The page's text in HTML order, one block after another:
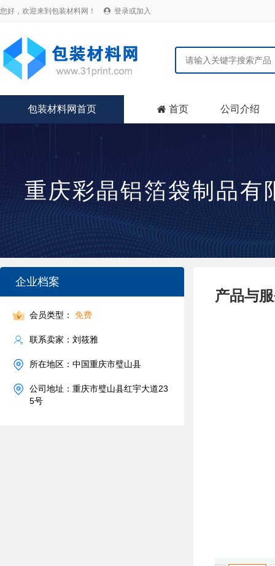
您好，欢迎来到包装材料网！  登录或加入
包装材料网首页  首页 公司介绍
重庆彩晶铝箔袋制品有
企业档案
会员类型： 免费
联系卖家：刘筱雅
所在地区：中国重庆市璧山县
公司地址：重庆市璧山县红宇大道23
5号
产品与